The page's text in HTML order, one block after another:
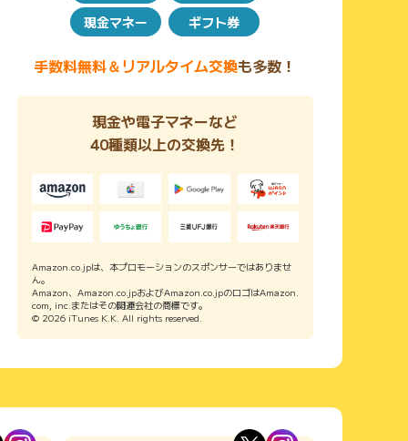
現金マネー
ギフト券
手数料無料＆リアルタイム交換も多数！
現金や電子マネーなど
40種類以上の交換先！
Amazon.co.jpは、本プロモーションのスポンサーではありませ
ん。
Amazon、Amazon.co.jpおよびAmazon.co.jpのロゴはAmazon.
com, inc.またはその関連会社の商標です。
© 2026 iTunes K.K. All rights reserved.